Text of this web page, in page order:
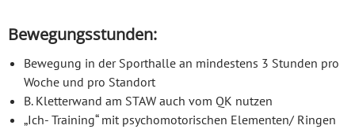
Bewegungsstunden:
Bewegung in der Sporthalle an mindestens 3 Stunden pro
Woche und pro Standort
B. Kletterwand am STAW auch vom QK nutzen
„Ich- Training“ mit psychomotorischen Elementen/ Ringen